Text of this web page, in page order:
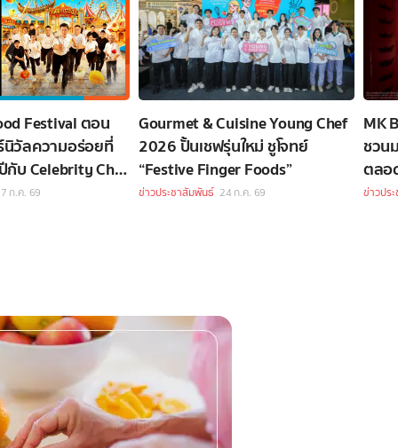
Festival ตอน
นิวัลความอร่อยที่
บ Celebrity Chef
ก.ค. 69
Gourmet & Cuisine Young Chef
2026 ปั้นเชฟรุ่นใหม่ ชูโจทย์
“Festive Finger Foods”
ข่าวประชาสัมพันธ์ 24 ก.ค. 69
MK
ชวน
ตลอ
ข่าวปร